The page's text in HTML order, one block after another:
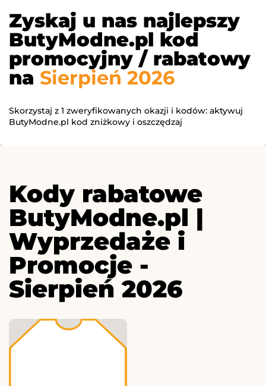
Zyskaj u nas najlepszy
ButyModne.pl kod
promocyjny / rabatowy
na Sierpień 2026
Skorzystaj z 1 zweryfikowanych okazji i kodów: aktywuj
ButyModne.pl kod zniżkowy i oszczędzaj
Kody rabatowe
ButyModne.pl |
Wyprzedaże i
Promocje -
Sierpień 2026